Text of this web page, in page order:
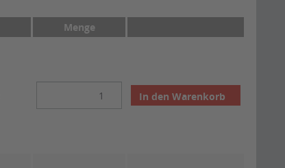
Menge
In den Warenkorb